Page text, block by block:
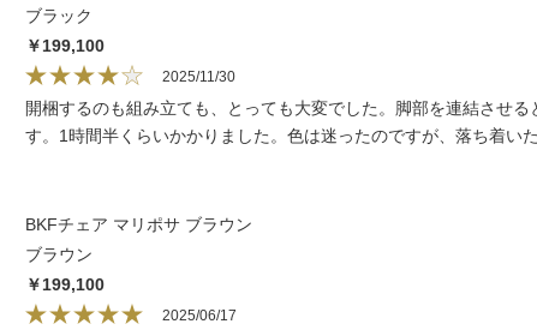
ブラック
￥199,100
2025/11/30
開梱するのも組み立ても、とっても大変でした。脚部を連結させ
す。1時間半くらいかかりました。色は迷ったのですが、落ち着い
BKFチェア マリポサ ブラウン
ブラウン
￥199,100
2025/06/17